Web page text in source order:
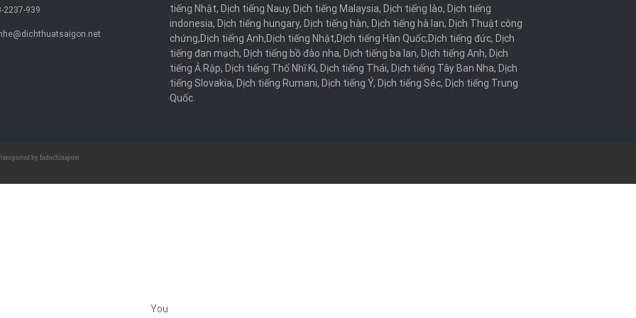
2237-939 tiếng Nhật, Dịch tiếng Nauy, Dịch tiếng Malaysia, Dịch tiếng lào, Dịch tiếng
indonesia, Dịch tiếng hungary, Dịch tiếng hàn, Dịch tiếng hà lan, Dịch Thuật công
chứng,Dịch tiếng Anh,Dịch tiếng Nhật,Dịch tiếng Hàn Quốc,Dịch tiếng đức, Dịch
tiếng đan mạch, Dịch tiếng bồ đào nha, Dịch tiếng ba lan, Dịch tiếng Anh, Dịch
tiếng Ả Rập, Dịch tiếng Thổ Nhĩ Kì, Dịch tiếng Thái, Dịch tiếng Tây Ban Nha, Dịch
tiếng Slovakia, Dịch tiếng Rumani, Dịch tiếng Ý, Dịch tiếng Séc, Dịch tiếng Trung
Quốc.
by Indochinapost
You